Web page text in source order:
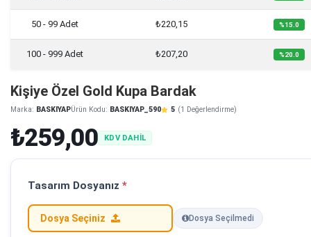
50 - 99 Adet ₺220,15 %15.0
100 - 999 Adet ₺207,20 %20.0
Kişiye Özel Gold Kupa Bardak
Marka: BASKIYAPÜrün Kodu: BASKIYAP_590 5 (1 Değerlendirme)
₺259,00 KDV DAHİL
Tasarım Dosyanız *
Dosya Seçiniz Dosya Seçilmedi